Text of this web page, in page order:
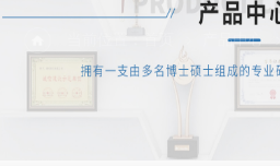
当前位置：首页 产品中心